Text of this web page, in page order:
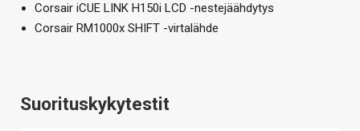
Corsair iCUE LINK H150i LCD -nestejäähdytys
Corsair RM1000x SHIFT -virtalähde
Suorituskykytestit